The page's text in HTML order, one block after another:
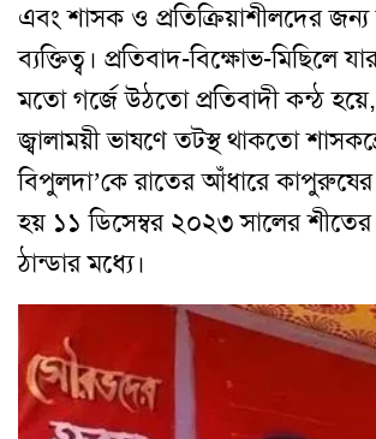
এবং শাসক ও প্রতিক্রিয়াশীলদের জন্য
ব্যক্তিত্ব। প্রতিবাদ-বিক্ষোভ-মিছিলে
মতো গর্জে উঠতো প্রতিবাদী কন্ঠ হয়ে,
জ্বালাময়ী ভাষণে তটস্থ থাকতো
বিপুলদা’কে রাতের আঁধারে কাপুরুষের
হয় ১১ ডিসেম্বর ২০২৩ সালের
ঠান্ডার মধ্যে।